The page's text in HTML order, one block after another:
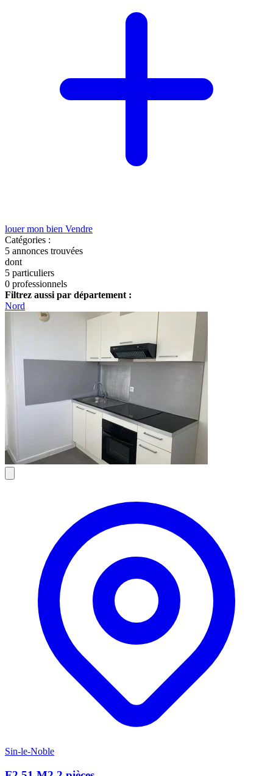
louer mon bien Vendre
Catégories :
5 annonces trouvées
dont
5 particuliers
0 professionnels
Filtrez aussi par département :
Nord
Sin-le-Noble